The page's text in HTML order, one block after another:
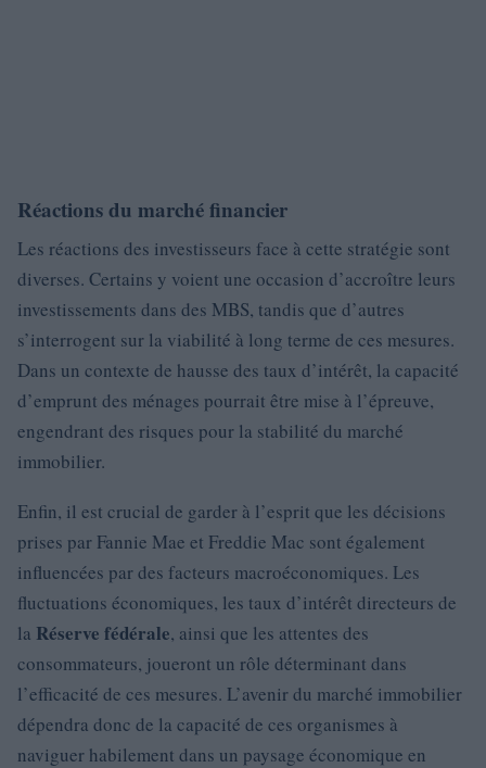
Réactions du marché financier
Les réactions des investisseurs face à cette stratégie sont
diverses. Certains y voient une occasion d’accroître leurs
investissements dans des MBS, tandis que d’autres
s’interrogent sur la viabilité à long terme de ces mesures.
Dans un contexte de hausse des taux d’intérêt, la capacité
d’emprunt des ménages pourrait être mise à l’épreuve,
engendrant des risques pour la stabilité du marché
immobilier.
Enfin, il est crucial de garder à l’esprit que les décisions
prises par Fannie Mae et Freddie Mac sont également
influencées par des facteurs macroéconomiques. Les
fluctuations économiques, les taux d’intérêt directeurs de
la Réserve fédérale, ainsi que les attentes des
consommateurs, joueront un rôle déterminant dans
l’efficacité de ces mesures. L’avenir du marché immobilier
dépendra donc de la capacité de ces organismes à
naviguer habilement dans un paysage économique en